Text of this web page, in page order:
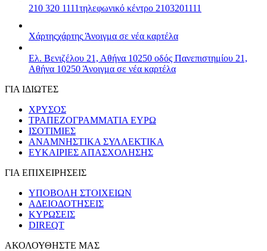
210 320 1111τηλεφωνικό κέντρο 2103201111
Χάρτηςχάρτης Άνοιγμα σε νέα καρτέλα
Ελ. Βενιζέλου 21, Αθήνα 10250 οδός Πανεπιστημίου 21,
Αθήνα 10250 Άνοιγμα σε νέα καρτέλα
ΓΙΑ ΙΔΙΩΤΕΣ
ΧΡΥΣΟΣ
ΤΡΑΠΕΖΟΓΡΑΜΜΑΤΙΑ ΕΥΡΩ
ΙΣΟΤΙΜΙΕΣ
ΑΝΑΜΝΗΣΤΙΚΑ ΣΥΛΛΕΚΤΙΚΑ
ΕΥΚΑΙΡΙΕΣ ΑΠΑΣΧΟΛΗΣΗΣ
ΓΙΑ ΕΠΙΧΕΙΡΗΣΕΙΣ
ΥΠΟΒΟΛΗ ΣΤΟΙΧΕΙΩΝ
ΑΔΕΙΟΔΟΤΗΣΕΙΣ
ΚΥΡΩΣΕΙΣ
DIREQT
ΑΚΟΛΟΥΘΗΣΤΕ ΜΑΣ